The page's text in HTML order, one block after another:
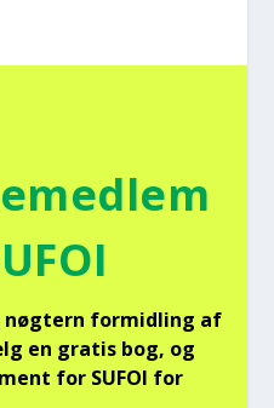
nøg­tern for­mid­ling af
en gra­tis bog, og
for SUFOI for